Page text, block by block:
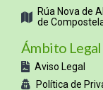
Rúa Nova de
de
Ámbito Legal
Aviso Legal
Política de